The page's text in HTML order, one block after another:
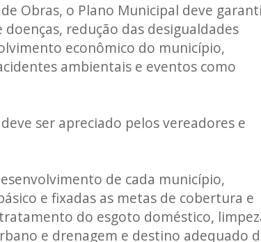
Obras, o Plano Municipal deve
redução das desigualdades
econômico do município,
ambientais e eventos como
ser apreciado pelos vereadores e
de cada município,
e fixadas as metas de cobertura e
do esgoto doméstico,
e drenagem e destino adequado